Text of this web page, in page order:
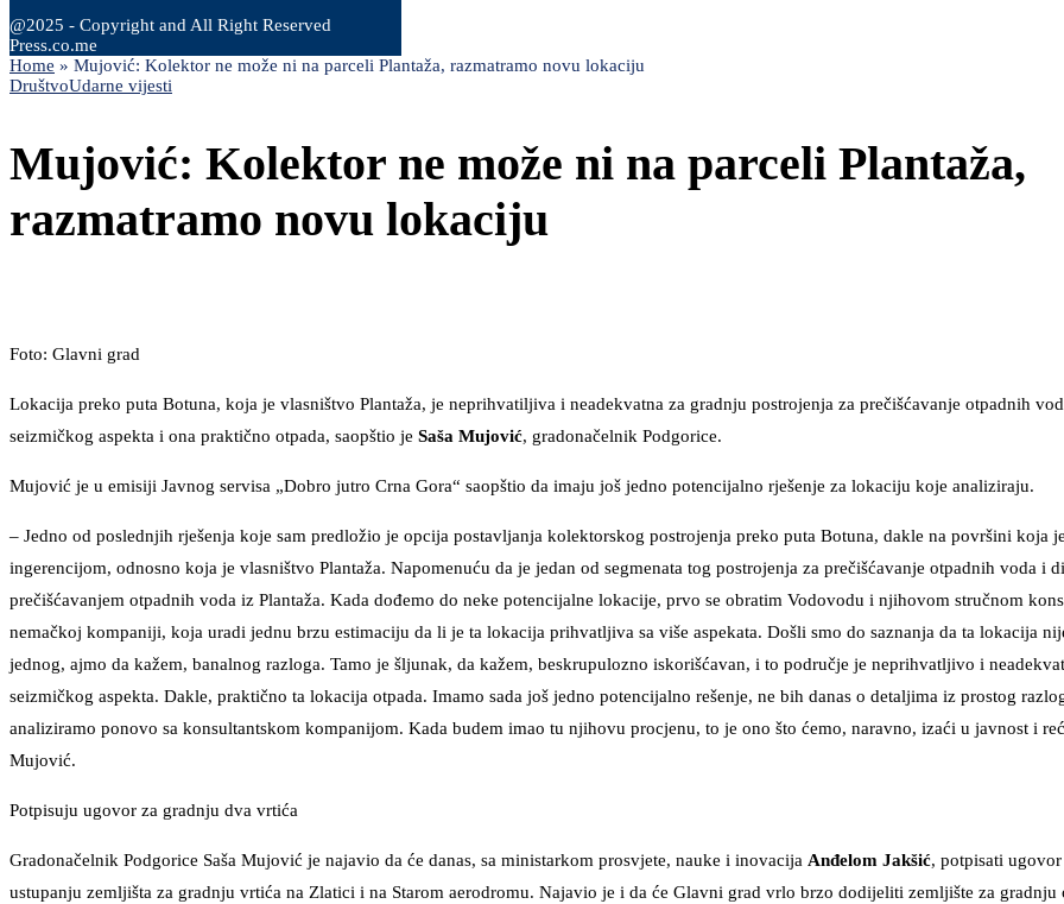
@2025 - Copyright and All Right Reserved
Press.co.me
Home » Mujović: Kolektor ne može ni na parceli Plantaža, razmatramo novu lokaciju
DruštvoUdarne vijesti
Mujović: Kolektor ne može ni na parceli Plantaža,
razmatramo novu lokaciju
Foto: Glavni grad
Lokacija preko puta Botuna, koja je vlasništvo Plantaža, je neprihvatiljiva i neadekvatna za gradnju postrojenja za prečišćavanje otpadnih
seizmičkog aspekta i ona praktično otpada, saopštio je Saša Mujović, gradonačelnik Podgorice.
Mujović je u emisiji Javnog servisa „Dobro jutro Crna Gora“ saopštio da imaju još jedno potencijalno rješenje za lokaciju koje analiziraju.
– Jedno od poslednjih rješenja koje sam predložio je opcija postavljanja kolektorskog postrojenja preko puta Botuna, dakle na površini koja
ingerencijom, odnosno koja je vlasništvo Plantaža. Napomenuću da je jedan od segmenata tog postrojenja za prečišćavanje otpadnih voda i
prečišćavanjem otpadnih voda iz Plantaža. Kada dođemo do neke potencijalne lokacije, prvo se obratim Vodovodu i njihovom stručnom
nemačkoj kompaniji, koja uradi jednu brzu estimaciju da li je ta lokacija prihvatljiva sa više aspekata. Došli smo do saznanja da ta lokacija
jednog, ajmo da kažem, banalnog razloga. Tamo je šljunak, da kažem, beskrupulozno iskorišćavan, i to područje je neprihvatljivo i
seizmičkog aspekta. Dakle, praktično ta lokacija otpada. Imamo sada još jedno potencijalno rešenje, ne bih danas o detaljima iz prostog
analiziramo ponovo sa konsultantskom kompanijom. Kada budem imao tu njihovu procjenu, to je ono što ćemo, naravno, izaći u javnost i
Mujović.
Potpisuju ugovor za gradnju dva vrtića
Gradonačelnik Podgorice Saša Mujović je najavio da će danas, sa ministarkom prosvjete, nauke i inovacija Anđelom Jakšić, potpisati
ustupanju zemljišta za gradnju vrtića na Zlatici i na Starom aerodromu. Najavio je i da će Glavni grad vrlo brzo dodijeliti zemljište za gradnju